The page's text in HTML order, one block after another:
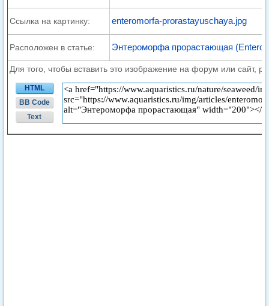
Ссылка на картинку: enteromorfa-prorastayuschaya.jpg
Расположен в статье: Энтероморфа прорастающая
Для того, чтобы вставить это изображение на форум или сайт,
HTML
BB Code
Text